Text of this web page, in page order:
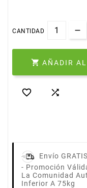
CANTIDAD
 AÑADIR
 
Envío
- Promoción
La Comunidad
Inferior A 75kg